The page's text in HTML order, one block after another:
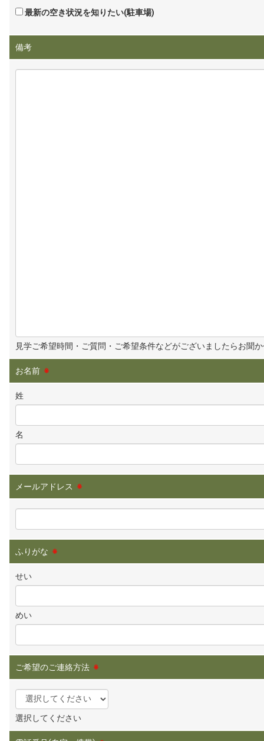
最新の空き状況を知りたい(駐車場)
備考
見学ご希望時間・ご質問・ご希望条件などがございましたらお聞
お名前 ※
姓
名
メールアドレス ※
ふりがな ※
せい
めい
ご希望のご連絡方法 ※
選択してください